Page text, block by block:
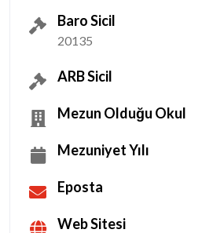
Baro Sicil
20135
ARB Sicil
Mezun Olduğu Okul
Mezuniyet Yılı
Eposta
Web Sitesi